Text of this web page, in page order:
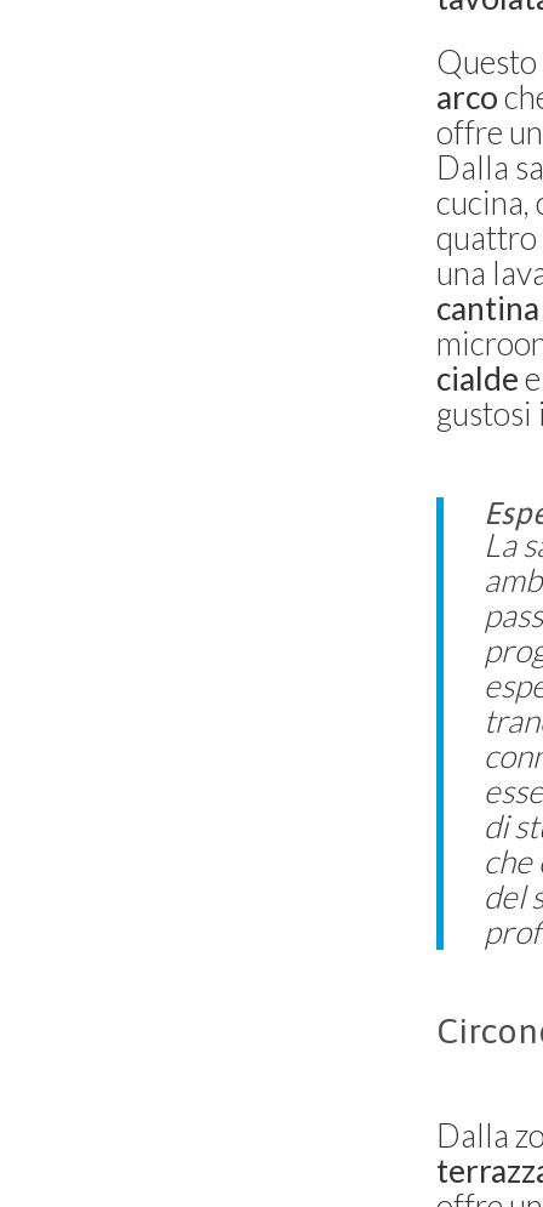
arco
offre
Dalla
cucina,
quattro
una
cialde
gustosi
La
di
che
del
Dalla